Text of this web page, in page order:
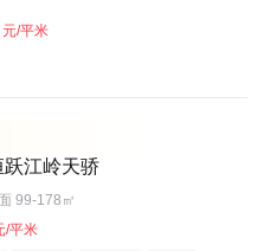
元/平米
跃江岭天骄
99-178㎡
/平米